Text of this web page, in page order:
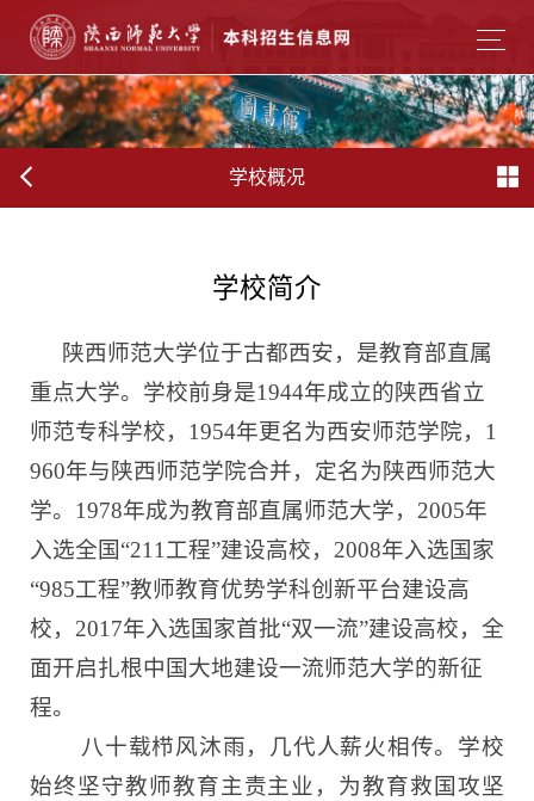
学校概况
学校简介
陕西师范大学位于古都西安，是教育部直属
重点大学。学校前身是1944年成立的陕西省立
师范专科学校，1954年更名为西安师范学院，1
960年与陕西师范学院合并，定名为陕西师范大
学。1978年成为教育部直属师范大学，2005年
入选全国“211工程”建设高校，2008年入选国家
“985工程”教师教育优势学科创新平台建设高
校，2017年入选国家首批“双一流”建设高校，全
面开启扎根中国大地建设一流师范大学的新征
程。
八十载栉风沐雨，几代人薪火相传。学校
始终坚守教师教育主责主业，为教育救国攻坚